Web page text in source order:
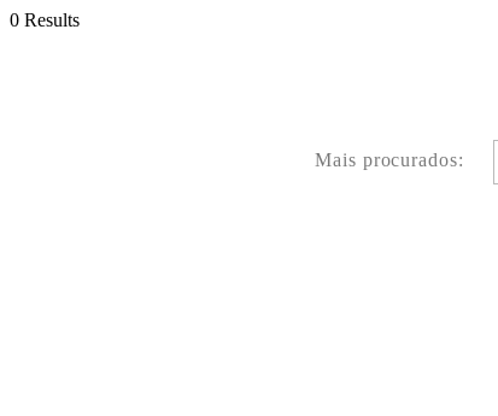
0 Results
Mais procurados: